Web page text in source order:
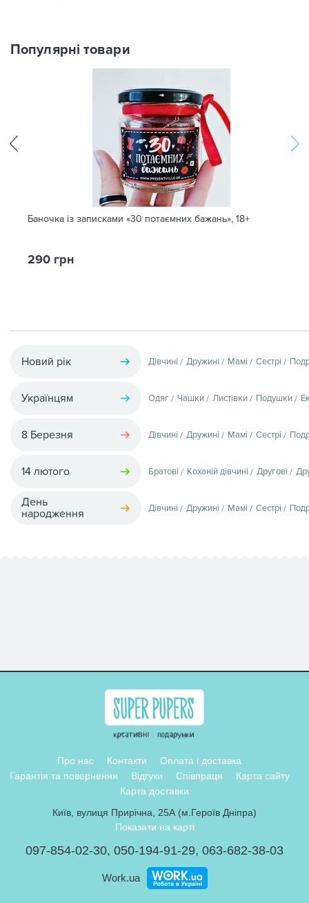
Популярні товари
Баночка із записками «30 потаємних бажань», 18+
290 грн
Новий рік Дівчині Дружині Мамі Сестрі
Українцям Одяг Чашки Листівки Подушки
8 Березня Дівчині Дружині Мамі Сестрі
14 лютого Братові Коханій дівчині Другові
День
народження
Дівчині Дружині Мамі Сестрі
Про нас Контакти
Оплата і доставка
Гарантія та повернення
Відгуки Співпраця
Карта сайту
Карта доставки
Київ, вулиця Прирічна, 25А (м.Героїв Дніпра)
Показати на карті
097-854-02-30, 050-194-91-29, 063-682-38-03
Work.ua